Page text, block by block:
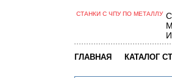
Фрезерные обрабатывающие
Сверлильно-фрезерные станки
СТАНКИ С ЧПУ ПО МЕТАЛЛУ
ГЛАВНАЯ КАТАЛОГ